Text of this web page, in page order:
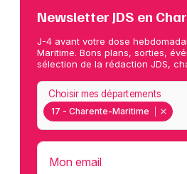
Newsletter JDS en
J-4 avant votre dose
Maritime. Bons plans, sorties,
sélection de la rédaction JDS,
17 - Charente-Maritime
Choisir mes départements
Mon email